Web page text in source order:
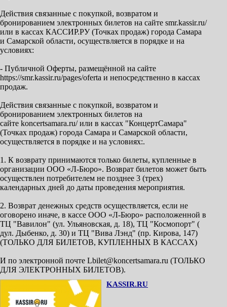
Действия связанные с покупкой, возвратом и
бронированием электронных билетов на сайте smr.kassir.ru/
или в кассах КАССИР.РУ (Точках продаж) города Самара
и Самарской области, осуществляется в порядке и на
условиях:
- Публичной Оферты, размещённой на сайте
https://smr.kassir.ru/pages/oferta и непосредственно в кассах
продаж.
Действия связанные с покупкой, возвратом и
бронированием электронных билетов на
сайте koncertsamara.ru/ или в кассах "КонцертСамара"
(Точках продаж) города Самара и Самарской области,
осуществляется в порядке и на условиях:.
1. К возврату принимаются только билеты, купленные в
организации ООО «Л-Бюро». Возврат билетов может быть
осуществлен потребителем не позднее 3 (трех)
календарных дней до даты проведения мероприятия.
2. Возврат денежных средств осуществляется, если не
оговорено иначе, в кассе ООО «Л-Бюро» расположенной в
ТЦ "Вавилон" (ул. Ульяновская, д. 18), ТЦ "Космопорт" (
дул. Дыбенко, д. 30) и ТЦ "Вива Лэнд" (пр. Кирова, 147)
(ТОЛЬКО ДЛЯ БИЛЕТОВ, КУПЛЕННЫХ В КАССАХ)
И по электронной почте Lbilet@koncertsamara.ru (ТОЛЬКО
ДЛЯ ЭЛЕКТРОННЫХ БИЛЕТОВ).
KASSIR.RU